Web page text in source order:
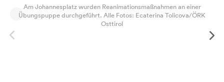
Am Johannesplatz wurden Reanimationsmaßnahmen an einer
Übungspuppe durchgeführt. Alle Fotos: Ecaterina Tolicova/ÖRK
Osttirol